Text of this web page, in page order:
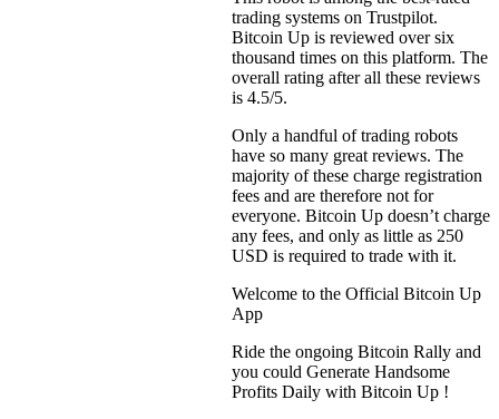
trading systems on Trustpilot.
Bitcoin Up is reviewed over six
thousand times on this platform. The
overall rating after all these reviews
is 4.5/5.
Only a handful of trading robots
have so many great reviews. The
majority of these charge registration
fees and are therefore not for
everyone. Bitcoin Up doesn’t charge
any fees, and only as little as 250
USD is required to trade with it.
Welcome to the Official Bitcoin Up
App
Ride the ongoing Bitcoin Rally and
you could Generate Handsome
Profits Daily with Bitcoin Up !